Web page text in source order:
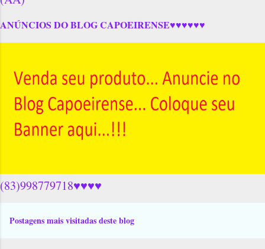
ANÚNCIOS DO BLOG CAPOEIRENSE♥♥♥♥♥♥
(83)998779718♥♥♥♥
Postagens mais visitadas deste blog